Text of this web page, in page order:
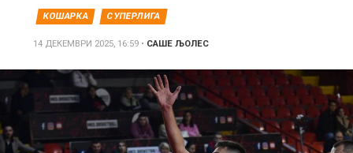
КОШАРКА СУПЕРЛИГА
14 ДЕКЕМВРИ 2025, 16:59 • САШЕ ЉОЛЕС